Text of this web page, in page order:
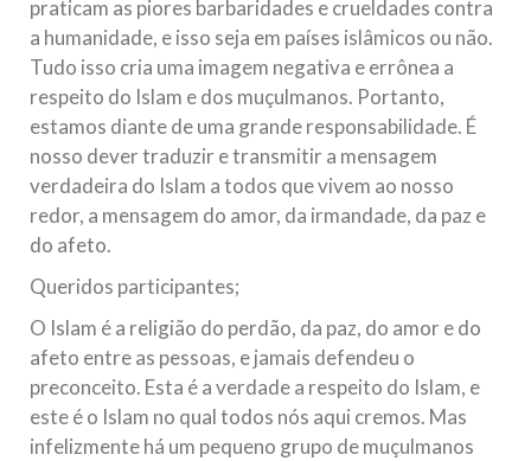
praticam as piores barbaridades e crueldades contra
a humanidade, e isso seja em países islâmicos ou não.
Tudo isso cria uma imagem negativa e errônea a
respeito do Islam e dos muçulmanos. Portanto,
estamos diante de uma grande responsabilidade. É
nosso dever traduzir e transmitir a mensagem
verdadeira do Islam a todos que vivem ao nosso
redor, a mensagem do amor, da irmandade, da paz e
do afeto.
Queridos participantes;
O Islam é a religião do perdão, da paz, do amor e do
afeto entre as pessoas, e jamais defendeu o
preconceito. Esta é a verdade a respeito do Islam, e
este é o Islam no qual todos nós aqui cremos. Mas
infelizmente há um pequeno grupo de muçulmanos